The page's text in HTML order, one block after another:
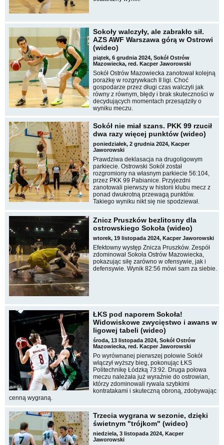
Sokoły walczyły, ale zabrakło sił.
AZS AWF Warszawa górą w Ostrowi
(wideo)
piątek, 6 grudnia 2024, Sokół Ostrów
Mazowiecka, red. Kacper Jaworowski
Sokół Ostrów Mazowiecka zanotował kolejną
porażkę w rozgrywkach II ligi. Choć
gospodarze przez długi czas walczyli jak
równy z równym, błędy i brak skuteczności w
decydujących momentach przesądziły o
wyniku meczu.
Sokół nie miał szans. PKK 99 rzucił
dwa razy więcej punktów (wideo)
poniedziałek, 2 grudnia 2024, Kacper
Jaworowski
Prawdziwa deklasacja na drugoligowym
parkiecie. Ostrowski Sokół został
rozgromiony na własnym parkiecie 56:104,
przez PKK 99 Pabianice. Przyjezdni
zanotowali pierwszy w historii klubu mecz z
ponad dwukrotną przewagą punktów.
Takiego wyniku nikt się nie spodziewał.
Znicz Pruszków bezlitosny dla
ostrowskiego Sokoła (wideo)
wtorek, 19 listopada 2024, Kacper Jaworowski
Efektowny występ Znicza Pruszków. Zespół
zdominował Sokoła Ostrów Mazowiecka,
pokazując siłę zarówno w ofensywie, jak i
defensywie. Wynik 82:56 mówi sam za siebie.
ŁKS pod naporem Sokoła!
Widowiskowe zwycięstwo i awans w
ligowej tabeli (wideo)
środa, 13 listopada 2024, Sokół Ostrów
Mazowiecka, red. Kacper Jaworowski
Po wyrównanej pierwszej połowie Sokół
włączył wyższy bieg, pokonując ŁKS
Politechnikę Łódzką 73:92. Druga połowa
meczu należała już wyraźnie do ostrowian,
którzy zdominowali rywala szybkimi
kontratakami i skuteczną obroną, zdobywając
cenną wygraną.
Trzecia wygrana w sezonie, dzięki
świetnym "trójkom" (wideo)
niedziela, 3 listopada 2024, Kacper
Jaworowski